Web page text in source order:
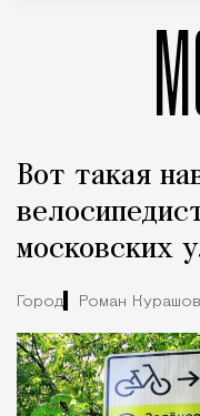
Вот такая
московских
Город Роман Курашов